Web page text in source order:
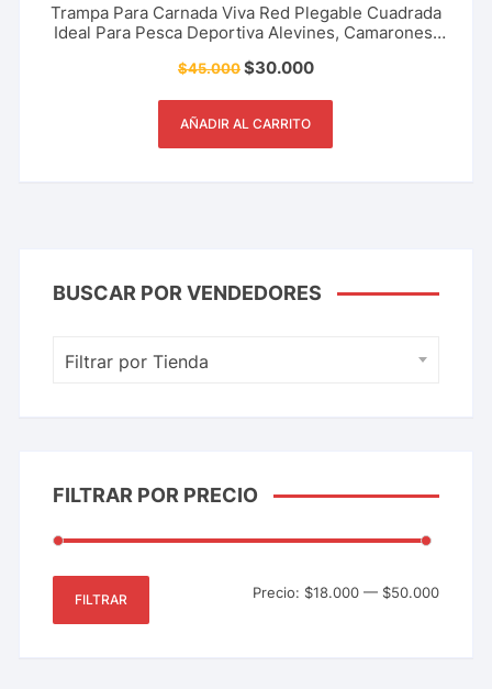
Trampa Para Carnada Viva Red Plegable Cuadrada
Ideal Para Pesca Deportiva Alevines, Camarones,
$45.000$30.000
AÑADIR AL CARRITO
BUSCAR POR VENDEDORES
Filtrar por Tienda
FILTRAR POR PRECIO
FILTRAR Precio: $18.000— $50.000